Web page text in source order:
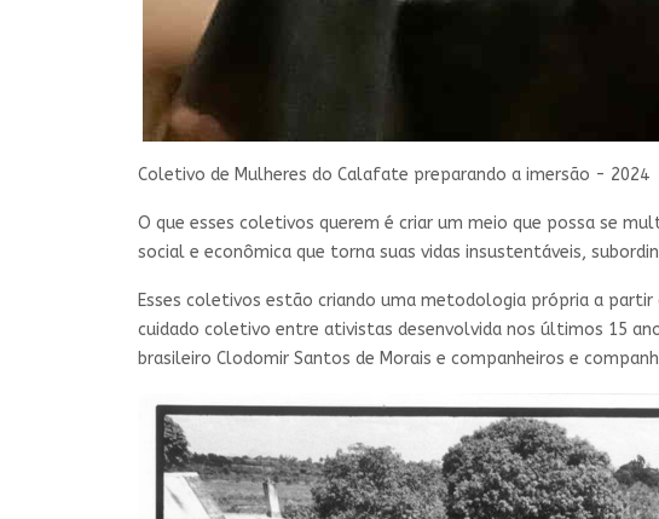
Coletivo de Mulheres do Calafate preparando a imersão - 2024
O que esses coletivos querem é criar um meio que possa se
social e econômica que torna suas vidas insustentáveis,
Esses coletivos estão criando uma metodologia própria a
cuidado coletivo entre ativistas desenvolvida nos últimos 15
brasileiro Clodomir Santos de Morais e companheiros e